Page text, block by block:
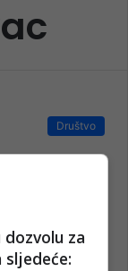
Društvo
upravo
vijest. A
za